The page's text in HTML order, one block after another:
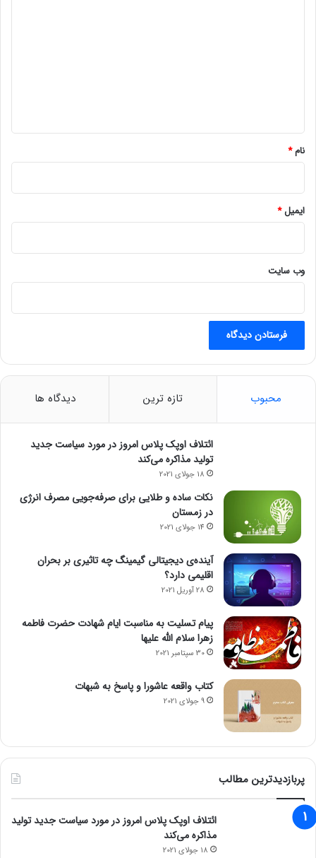
نام*
ایمیل*
وب‌ سایت
محبوب تازه ترین دیدگاه ها
ائتلاف اوپک پلاس امروز در مورد سیاست جدید
تولید مذاکره می‌کند
18 جولای 2021
نکات ساده و طلایی برای صرفه‌جویی مصرف انرژی
در زمستان
14 جولای 2021
آینده‌ی دیجیتالی گیمینگ چه تاثیری بر بحران
اقلیمی دارد؟
28 آوریل 2021
پیام تسلیت به مناسبت ایام شهادت حضرت فاطمه
زهرا سلام الله علیها
30 سپتامبر 2021
کتاب واقعه عاشورا و پاسخ به شبهات
9 جولای 2021
پربازدیدترین مطالب
ائتلاف اوپک پلاس امروز در مورد سیاست جدید تولید
مذاکره می‌کند
18 جولای 2021